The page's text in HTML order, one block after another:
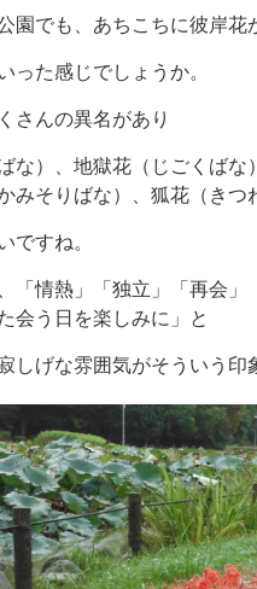
園でも、あちこちに彼岸花
った感じでしょうか。
さんの異名があり
な）、地獄花（じごくば
みそりばな）、狐花（きつ
ですね。
「情熱」「独立」「再会」
会う日を楽しみに」と
しげな雰囲気がそういう印